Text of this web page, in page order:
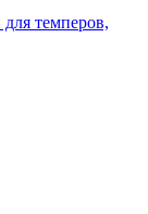
темперов,